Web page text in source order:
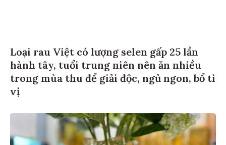
Loại rau Việt có lượng selen gấp 25 lần
hành tây, tuổi trung niên nên ăn nhiều
trong mùa thu để giải độc, ngủ ngon, bổ tì
vị